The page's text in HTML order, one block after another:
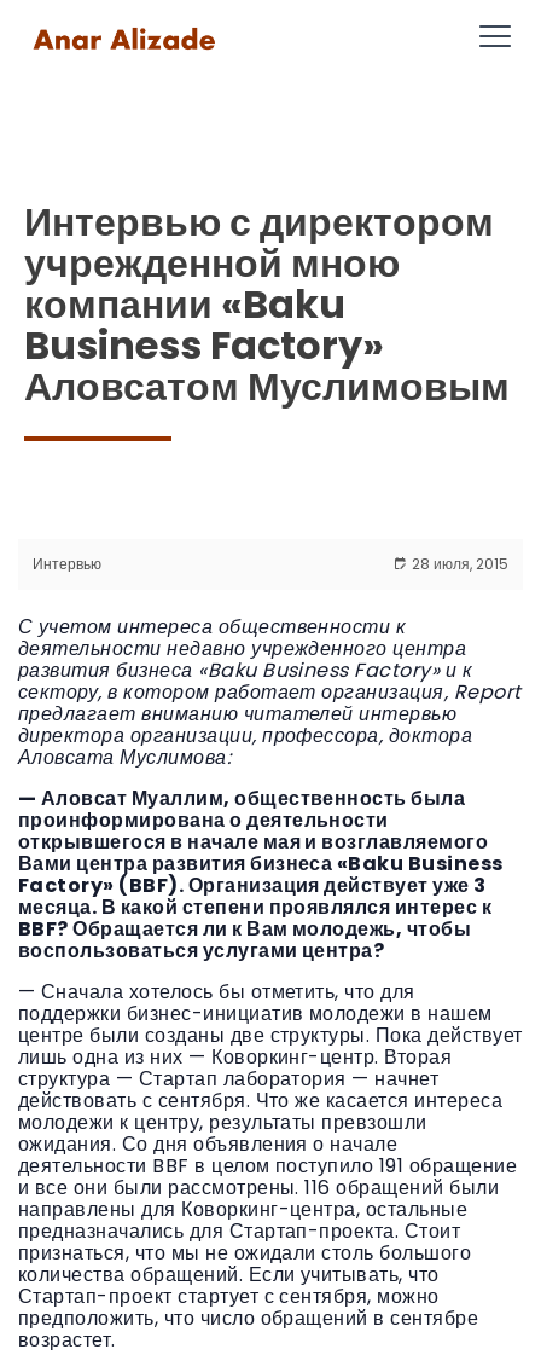
Интервью с директором
учрежденной мною
компании «Baku
Business Factory»
Аловсатом Муслимовым
Интервью 28 июля, 2015
С учетом интереса общественности к
деятельности недавно учрежденного центра
развития бизнеса «Baku Business Factory» и к
сектору, в котором работает организация, Report
предлагает вниманию читателей интервью
директора организации, профессора, доктора
Аловсата Муслимова:
— Аловсат Муаллим, общественность была
проинформирована о деятельности
открывшегося в начале мая и возглавляемого
Вами центра развития бизнеса «Baku Business
Factory» (BBF). Организация действует уже 3
месяца. В какой степени проявлялся интерес к
BBF? Обращается ли к Вам молодежь, чтобы
воспользоваться услугами центра?
— Сначала хотелось бы отметить, что для
поддержки бизнес-инициатив молодежи в нашем
центре были созданы две структуры. Пока действует
лишь одна из них — Коворкинг-центр. Вторая
структура — Стартап лаборатория — начнет
действовать с сентября. Что же касается интереса
молодежи к центру, результаты превзошли
ожидания. Со дня объявления о начале
деятельности BBF в целом поступило 191 обращение
и все они были рассмотрены. 116 обращений были
направлены для Коворкинг-центра, остальные
предназначались для Стартап-проекта. Стоит
признаться, что мы не ожидали столь большого
количества обращений. Если учитывать, что
Стартап-проект стартует с сентября, можно
предположить, что число обращений в сентябре
возрастет.